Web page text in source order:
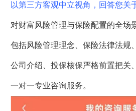
以第三方客观中立视角，回答您关
对财富风险管理与保险配置的全场
包括风险管理理念、保险法律法规
公司介绍、投保核保严格前置把关
一对一专业咨询服务。